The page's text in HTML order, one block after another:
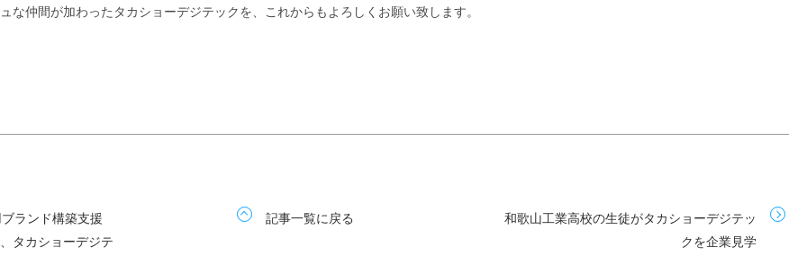
な仲間が加わったタカショーデジテックを、これからもよろしくお願い致します。
ランド構築支援
タカショーデジテ
記事一覧に戻る
和歌山工業高校の生徒がタカショーデジテッ
クを企業見学